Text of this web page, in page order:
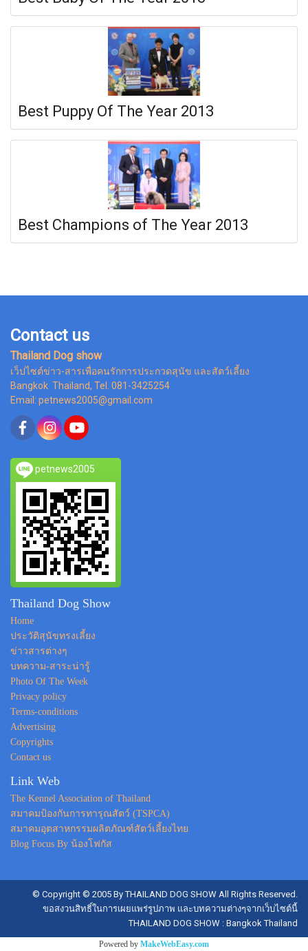
Best Puppy Of The Year 2013
Best Champions of The Year 2013
Contact us
Thailand Dog show
เว็ปไซต์ข่าว-สารเพื่อคนรักการประกวดสุนัข และสัตว์เลี้ยง
Bangkok Thailand, Tel. 081-3425254
Email: petnews2005@gmail.com
petnews2005
Thailand Dog Show
Home
ประวัติสุนัขทรงเลี้ยง
ข่าวสารต่างๆ
บทความ-สาระน่ารู้
Photo Of The Week
Privacy policy
Terms-conditions
Advertising
Copyrights
Contact us
Link Web
The Kennel Association of Thailand
สมาคมป้องกันการทารุณสัตว์ (TSPCA)
สมาคมอุตสาหกรรมผลิตภัณฑ์สัตว์เลี้ยงไทย
Blog Focus By น้องโฟกัส
© Copyright © 2005 By THAILAND DOG SHOW All Rights Reserved.
ขอสงวนสิทธิ์ในการเผยแพร่รูปภาพ และบทความต่างๆจากเว็บไซต์นี้
THAILAND DOG SHOW : Bangkok Thailand
Powered by MakeWebEasy.com